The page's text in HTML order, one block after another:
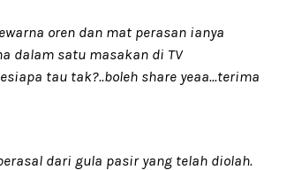
oren dan mat perasan ianya
dalam satu masakan di TV
tau tak?..boleh share yeaa...terima
dari gula pasir yang telah diolah.